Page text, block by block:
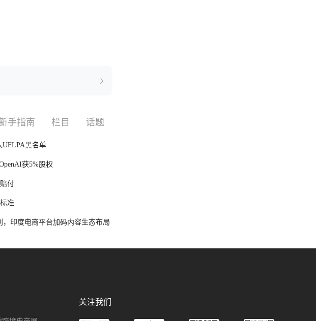
手指南 栏目 话题
UFLPA黑名单
获5%股权
付
准
印度电商平台加码内容生态布局
关注我们